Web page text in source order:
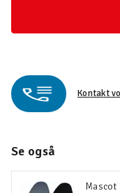
Kontakt
Se også